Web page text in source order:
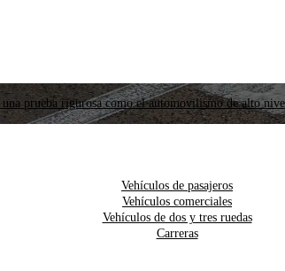
prueba rigurosa como el automovilismo de alto
Vehículos de pasajeros
Vehículos comerciales
Vehículos de dos y tres ruedas
Carreras